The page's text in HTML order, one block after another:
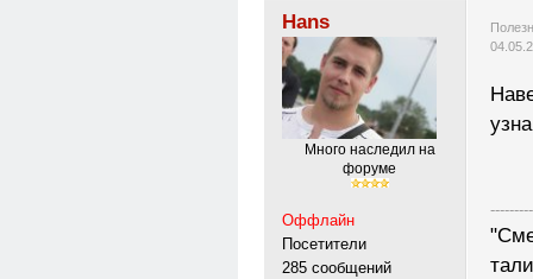
Hans
Много наследил на
форуме
Оффлайн
Посетители
285 сообщений